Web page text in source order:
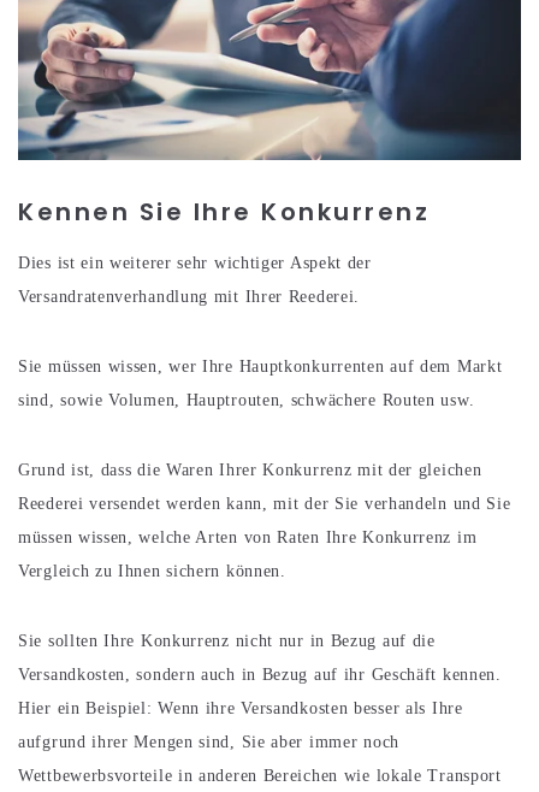
Kennen Sie Ihre Konkurrenz
Dies ist ein weiterer sehr wichtiger Aspekt der
Versandratenverhandlung mit Ihrer Reederei.
Sie müssen wissen, wer Ihre Hauptkonkurrenten auf dem Markt
sind, sowie Volumen, Hauptrouten, schwächere Routen usw.
Grund ist, dass die Waren Ihrer Konkurrenz mit der gleichen
Reederei versendet werden kann, mit der Sie verhandeln und Sie
müssen wissen, welche Arten von Raten Ihre Konkurrenz im
Vergleich zu Ihnen sichern können.
Sie sollten Ihre Konkurrenz nicht nur in Bezug auf die
Versandkosten, sondern auch in Bezug auf ihr Geschäft kennen.
Hier ein Beispiel: Wenn ihre Versandkosten besser als Ihre
aufgrund ihrer Mengen sind, Sie aber immer noch
Wettbewerbsvorteile in anderen Bereichen wie lokale Transport